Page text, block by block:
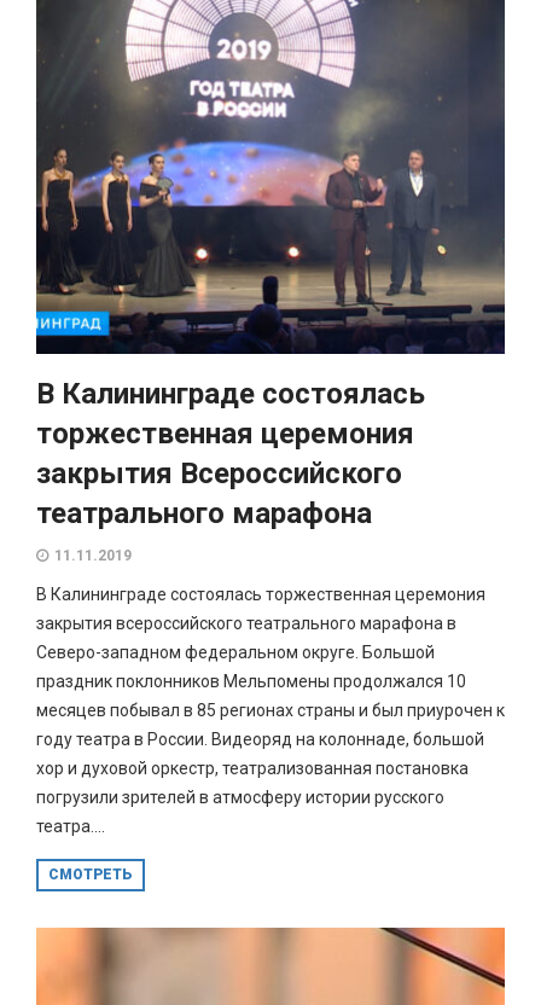
В Калининграде состоялась
торжественная церемония
закрытия Всероссийского
театрального марафона
11.11.2019
В Калининграде состоялась торжественная церемония
закрытия всероссийского театрального марафона в
Северо-западном федеральном округе. Большой
праздник поклонников Мельпомены продолжался 10
месяцев побывал в 85 регионах страны и был приурочен к
году театра в России. Видеоряд на колоннаде, большой
хор и духовой оркестр, театрализованная постановка
погрузили зрителей в атмосферу истории русского
театра....
СМОТРЕТЬ